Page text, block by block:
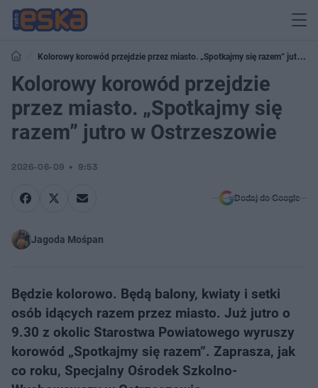
Kolorowy korowód przejdzie przez miasto. „Spotkajmy się razem” jutro w
Ostrzeszowie
Kolorowy korowód przejdzie
przez miasto. „Spotkajmy się
razem” jutro w Ostrzeszowie
2026-06-09 9:53
Dodaj do Google
Jagoda Mośpan
Będzie kolorowo. Będą balony, kwiaty i setki
osób idących razem przez miasto. Już jutro o
9.30 z okolic Starostwa Powiatowego wyruszy
korowód „Spotkajmy się razem”. Zaprasza, jak
co roku, Specjalny Ośrodek Szkolno-